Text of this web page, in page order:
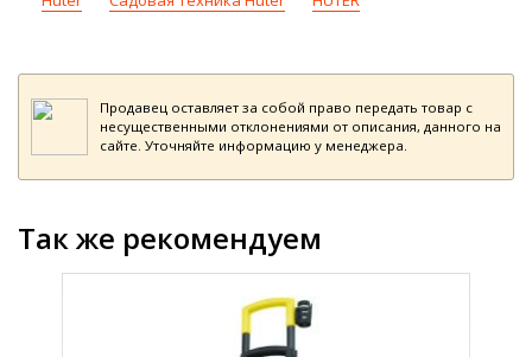
Продавец оставляет за собой право передать товар с
несущественными отклонениями от описания, данного на
сайте. Уточняйте информацию у менеджера.
Так же рекомендуем